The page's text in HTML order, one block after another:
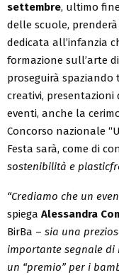
settembre, ultimo
delle scuole,
dedicata all’infanzia
formazione sull’arte
proseguirà
creativi, presentazioni
eventi, anche la
Concorso nazionale
Festa sarà, come di
sostenibilità e
“Crediamo che un
spiega Alessandra
BirBa – sia una
importante segnale
un “premio” per i